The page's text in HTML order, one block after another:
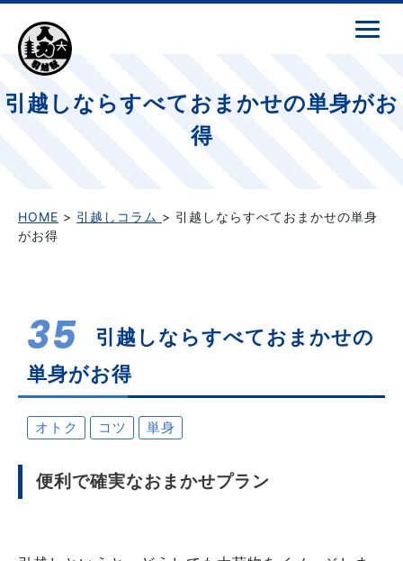
引越しならすべておまかせの単身がお
得
HOME > 引越しコラム > 引越しならすべておまかせの単身
がお得
35
引越しならすべておまかせの
単身がお得
オトク コツ 単身
便利で確実なおまかせプラン